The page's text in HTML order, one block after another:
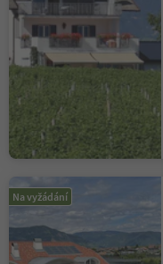
Na vyžádání